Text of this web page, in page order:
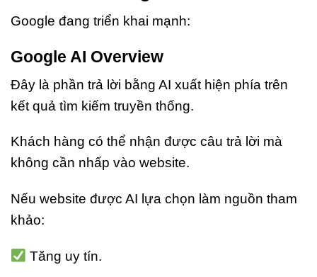
Google đang triển khai mạnh:
Google AI Overview
Đây là phần trả lời bằng AI xuất hiện phía trên
kết quả tìm kiếm truyền thống.
Khách hàng có thể nhận được câu trả lời mà
không cần nhấp vào website.
Nếu website được AI lựa chọn làm nguồn tham
khảo:
Tăng uy tín.